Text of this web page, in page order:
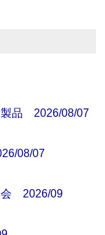
製品 2026/08/07
08/07
会 2026/09